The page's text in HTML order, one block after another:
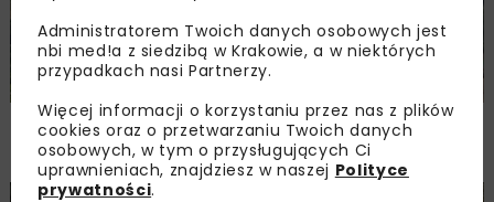
PKP PLK ogłosiły przetarg na odcinek Gdów
– Szczyrzyc projektu Podłęże–Piekiełko
Administratorem Twoich danych osobowych jest
nbi med!a z siedzibą w Krakowie, a w niektórych
przypadkach nasi Partnerzy.
Więcej informacji o korzystaniu przez nas z plików
cookies oraz o przetwarzaniu Twoich danych
osobowych, w tym o przysługujących Ci
uprawnieniach, znajdziesz w naszej Polityce
prywatności.